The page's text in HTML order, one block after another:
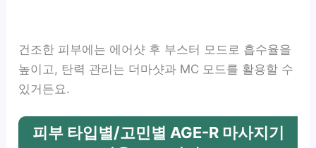
건조한 피부에는 에어샷 후 부스터 모드로 흡수율을
높이고, 탄력 관리는 더마샷과 MC 모드를 활용할 수
있거든요.
피부 타입별/고민별 AGE-R 마사지기